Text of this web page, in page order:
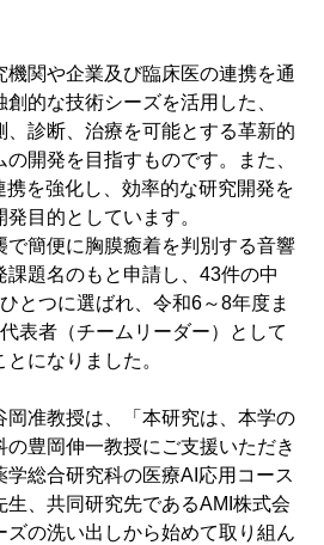
関や企業及び臨床医の連携を通
的な技術シーズを活用した、
、診断、治療を可能とする革新的
開発を目指すものです。また、
を強化し、効率的な研究開発を
目的としています。
で簡便に胸膜癒着を判別する音響
題名のもと申請し、43件の中
とつに選ばれ、令和6～8年度ま
表者（チームリーダー）として
になりました。
岡准教授は、「本研究は、本学の
の豊岡伸一教授にご支援いただき
学総合研究科の医療AI応用コース
生、共同研究先であるAMI株式会
ズの洗い出しから始めて取り組ん